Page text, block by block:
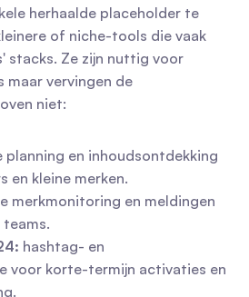
herhaalde placeholder te
of niche-tools die vaak
stacks. Ze zijn nuttig voor
maar vervingen de
niet:
planning en inhoudsontdekking
en kleine merken.
merkmonitoring en meldingen
hashtag- en
voor korte-termijn activaties en